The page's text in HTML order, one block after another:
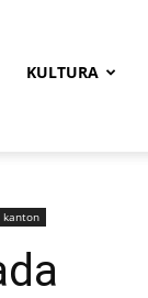
KULTURA
kanton